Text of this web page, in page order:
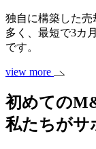
独自に構築した
多く、最短で3カ
です。
view more
初めての
私たちがサ